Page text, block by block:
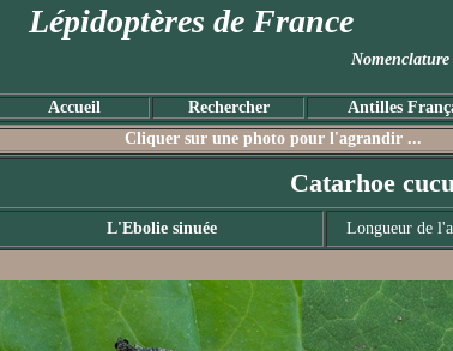
Lépidoptères de France
Accueil Rechercher Antilles
Cliquer sur une photo pour l'agrandir ...
Catarhoe
L'Ebolie sinuée Longueur de